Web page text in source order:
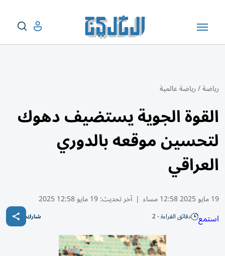
رياضة/رياضة عالمية
القوة الجوية يستضيف دهوك
لتحسين موقعه بالدوري
العراقي
19 مايو 2025 12:58 مساء | آخر تحديث:19 مايو 12:58 2025
استمع دقائق القراءة - 2 شارك